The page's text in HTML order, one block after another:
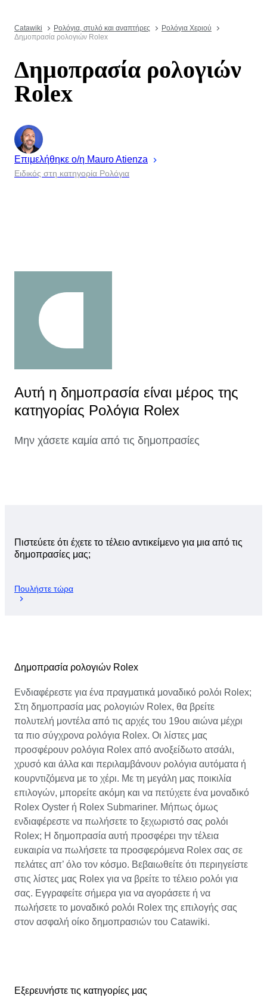
Catawiki Ρολόγια, στυλό και αναπτήρες
Ρολόγια Χεριού
Δημοπρασία ρολογιών Rolex
Δημοπρασία ρολογιών
Rolex
Επιμελήθηκε ο/η MauroAtienza
Ειδικός στη κατηγορία Ρολόγια
Αυτή η δημοπρασία είναι μέρος της
κατηγορίας Ρολόγια Rolex
Μην χάσετε καμία από τις δημοπρασίες
Πιστεύετε ότι έχετε το τέλειο αντικείμενο για μια από τις
δημοπρασίες μας;
Πουλήστε τώρα
Δημοπρασία ρολογιών Rolex
Ενδιαφέρεστε για ένα πραγματικά μοναδικό ρολόι Rolex;
Στη δημοπρασία μας ρολογιών Rolex, θα βρείτε
πολυτελή μοντέλα από τις αρχές του 19ου αιώνα μέχρι
τα πιο σύγχρονα ρολόγια Rolex. Οι λίστες μας
προσφέρουν ρολόγια Rolex από ανοξείδωτο ατσάλι,
χρυσό και άλλα και περιλαμβάνουν ρολόγια αυτόματα ή
κουρντιζόμενα με το χέρι. Με τη μεγάλη μας ποικιλία
επιλογών, μπορείτε ακόμη και να πετύχετε ένα μοναδικό
Rolex Oyster ή Rolex Submariner. Μήπως όμως
ενδιαφέρεστε να πωλήσετε το ξεχωριστό σας ρολόι
Rolex; Η δημοπρασία αυτή προσφέρει την τέλεια
ευκαιρία να πωλήσετε τα προσφερόμενα Rolex σας σε
πελάτες απ’ όλο τον κόσμο. Βεβαιωθείτε ότι περιηγείστε
στις λίστες μας Rolex για να βρείτε το τέλειο ρολόι για
σας. Εγγραφείτε σήμερα για να αγοράσετε ή να
πωλήσετε το μοναδικό ρολόι Rolex της επιλογής σας
στον ασφαλή οίκο δημοπρασιών του Catawiki.
Εξερευνήστε τις κατηγορίες μας